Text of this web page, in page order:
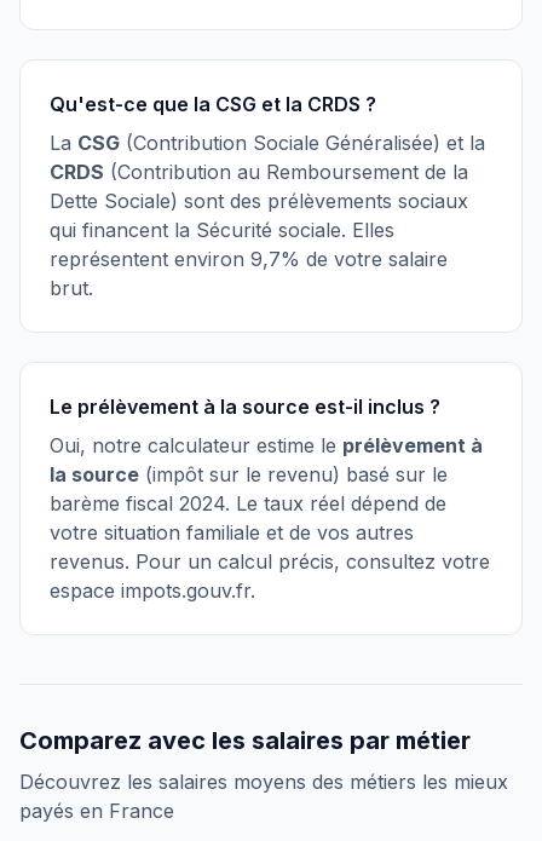
Qu'est-ce que la CSG et la CRDS ?
La CSG (Contribution Sociale Généralisée) et la
CRDS (Contribution au Remboursement de la
Dette Sociale) sont des prélèvements sociaux
qui financent la Sécurité sociale. Elles
représentent environ 9,7% de votre salaire
brut.
Le prélèvement à la source est-il inclus ?
Oui, notre calculateur estime le prélèvement à
la source (impôt sur le revenu) basé sur le
barème fiscal 2024. Le taux réel dépend de
votre situation familiale et de vos autres
revenus. Pour un calcul précis, consultez votre
espace impots.gouv.fr.
Comparez avec les salaires par métier
Découvrez les salaires moyens des métiers les mieux
payés en France